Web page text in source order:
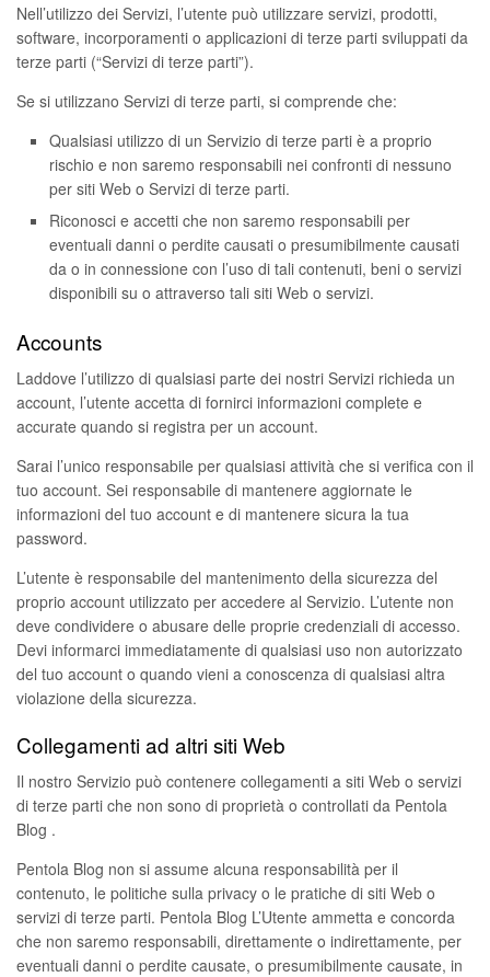
Nell’utilizzo dei Servizi, l’utente può utilizzare servizi, prodotti,
software, incorporamenti o applicazioni di terze parti sviluppati da
terze parti (“Servizi di terze parti”).
Se si utilizzano Servizi di terze parti, si comprende che:
Qualsiasi utilizzo di un Servizio di terze parti è a proprio
rischio e non saremo responsabili nei confronti di nessuno
per siti Web o Servizi di terze parti.
Riconosci e accetti che non saremo responsabili per
eventuali danni o perdite causati o presumibilmente causati
da o in connessione con l’uso di tali contenuti, beni o servizi
disponibili su o attraverso tali siti Web o servizi.
Accounts
Laddove l’utilizzo di qualsiasi parte dei nostri Servizi richieda un
account, l’utente accetta di fornirci informazioni complete e
accurate quando si registra per un account.
Sarai l’unico responsabile per qualsiasi attività che si verifica con il
tuo account. Sei responsabile di mantenere aggiornate le
informazioni del tuo account e di mantenere sicura la tua
password.
L’utente è responsabile del mantenimento della sicurezza del
proprio account utilizzato per accedere al Servizio. L’utente non
deve condividere o abusare delle proprie credenziali di accesso.
Devi informarci immediatamente di qualsiasi uso non autorizzato
del tuo account o quando vieni a conoscenza di qualsiasi altra
violazione della sicurezza.
Collegamenti ad altri siti Web
Il nostro Servizio può contenere collegamenti a siti Web o servizi
di terze parti che non sono di proprietà o controllati da Pentola
Blog .
Pentola Blog non si assume alcuna responsabilità per il
contenuto, le politiche sulla privacy o le pratiche di siti Web o
servizi di terze parti. Pentola Blog L’Utente ammetta e concorda
che non saremo responsabili, direttamente o indirettamente, per
eventuali danni o perdite causate, o presumibilmente causate, in